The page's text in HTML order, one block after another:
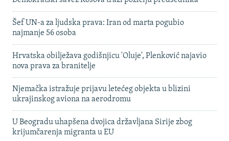
Šef UN-a za ljudska prava: Iran od marta pogubio
najmanje 56 osoba
Hrvatska obilježava godišnjicu 'Oluje', Plenković najavio
nova prava za branitelje
Njemačka istražuje prijavu letećeg objekta u blizini
ukrajinskog aviona na aerodromu
U Beogradu uhapšena dvojica državljana Sirije zbog
krijumčarenja migranta u EU